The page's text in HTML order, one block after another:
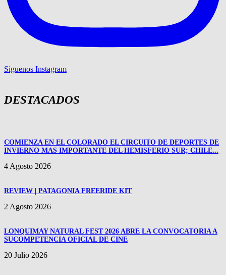
Síguenos Instagram
DESTACADOS
COMIENZA EN EL COLORADO EL CIRCUITO DE DEPORTES DE
INVIERNO MAS IMPORTANTE DEL HEMISFERIO SUR; CHILE...
4 Agosto 2026
REVIEW | PATAGONIA FREERIDE KIT
2 Agosto 2026
LONQUIMAY NATURAL FEST 2026 ABRE LA CONVOCATORIA A
SUCOMPETENCIA OFICIAL DE CINE
20 Julio 2026